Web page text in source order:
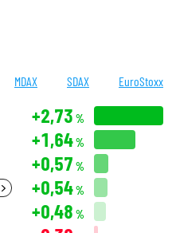
MDAX SDAX EuroStoxx
+2,73 %
+1,64%
+0,57 %
+0,54%
+0,48 %